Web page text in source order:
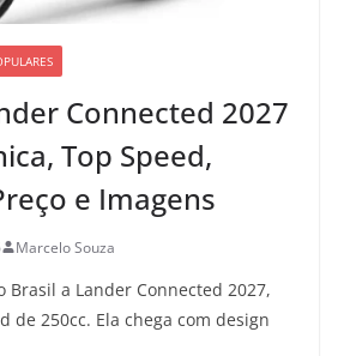
Connected 2027
Top Speed,
e Imagens
Marcelo Souza
Brasil a Lander Connected 2027,
de 250cc. Ela chega com design